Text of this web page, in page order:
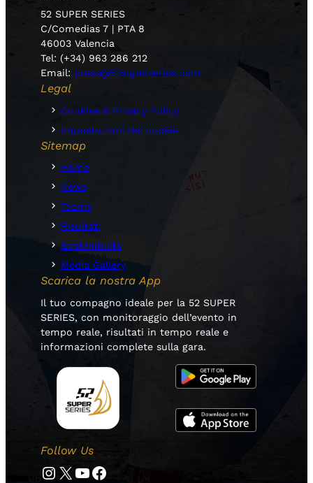
52 SUPER SERIES
C/Comedias 7 | PTA 8
46003 Valencia
Tel: (+34) 963 286 212
Email: press@52superseries.com
Legal
Cookies & Privacy Policy
Impostazioni dei cookie
Sitemap
Home
News
Teams
Risultati
Sostenibilità
Media Gallery
Scarica la nostra App
Il tuo compagno ideale per la 52 SUPER
SERIES, con monitoraggio dell’evento in
tempo reale, risultati in tempo reale e
informazioni complete sulla gara.
Follow Us
Instagram Twitter YouTube Facebook